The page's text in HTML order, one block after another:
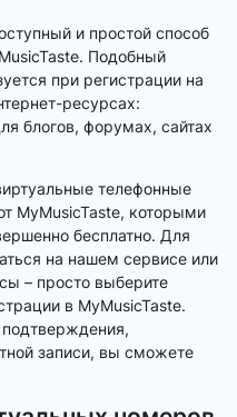
и простой способ
Подобный
при регистрации на
ресурсах:
блогов, форумах, сайтах
телефонные
MyMusicTaste, которыми
бесплатно. Для
на нашем сервисе или
– просто выберите
в MyMusicTaste.
записи, вы сможете